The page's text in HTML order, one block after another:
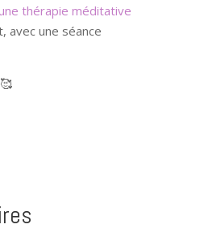
thérapie méditative
avec une séance